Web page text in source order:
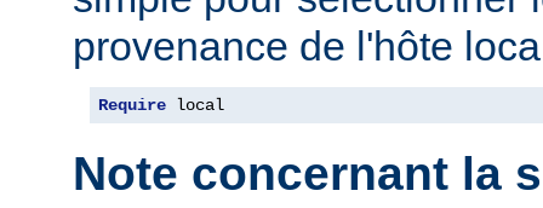
provenance de l'hôte
Require local
Note concernant la